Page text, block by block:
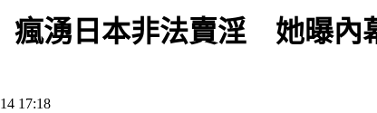
瘋湧日本非法賣淫 她曝內
17:18